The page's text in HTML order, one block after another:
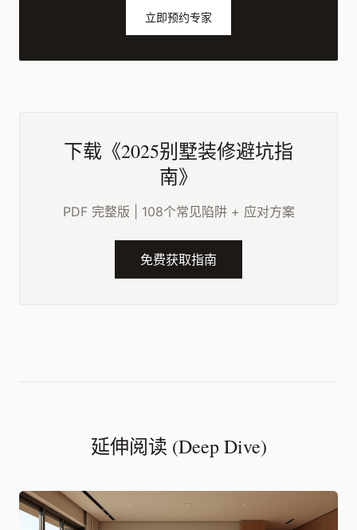
立即预约专家
下载《2025别墅装修避坑指
南》
PDF 完整版 | 108个常见陷阱 + 应对方案
免费获取指南
延伸阅读 (Deep Dive)